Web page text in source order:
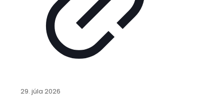
29. júla 2026